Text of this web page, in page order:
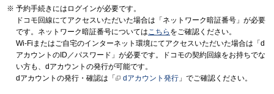
予約手続きにはログインが必要です。
ドコモ回線にてアクセスいただいた場合は「ネットワーク暗証番号」が必要
です。ネットワーク暗証番号についてはこちら をご確認ください。
Wi-Fiまたはご自宅のインターネット環境にてアクセスいただいた場合は「d
アカウントのID／パスワード」が必要です。ドコモの契約回線をお持ちでな
い方も、dアカウントの発行が可能です。
dアカウントの発行・確認は「
dアカウント発行 」でご確認ください。